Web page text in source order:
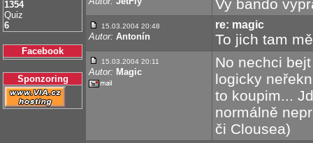
1354
Quiz
6
Facebook
Sponzoring
Vy bando
15.03.2004 20:48
Autor: Antonín
re: magic
To jich tam
15.03.2004 20:11
Autor: Magic
No nechci
logicky
to koupim...
normálně
či Clousea)